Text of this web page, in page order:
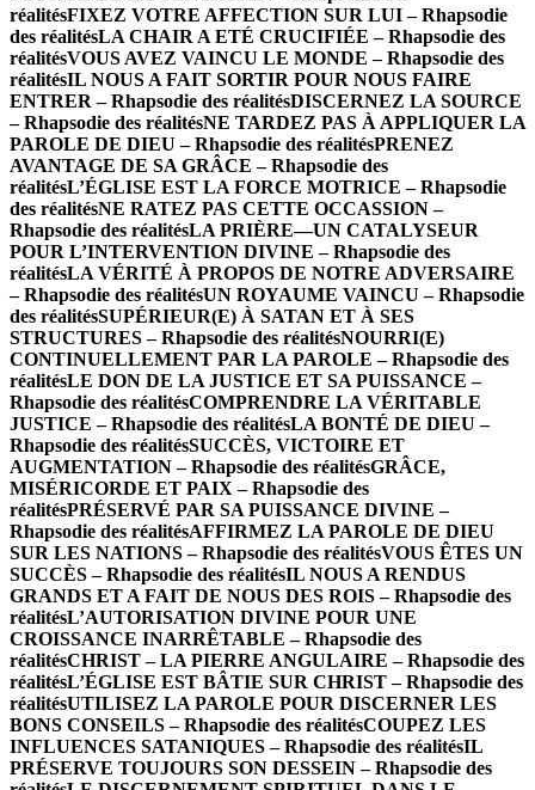
réalitésFIXEZ VOTRE AFFECTION SUR LUI – Rhapsodie
des réalitésLA CHAIR A ETÉ CRUCIFIÉE – Rhapsodie des
réalitésVOUS AVEZ VAINCU LE MONDE – Rhapsodie des
réalitésIL NOUS A FAIT SORTIR POUR NOUS FAIRE
ENTRER – Rhapsodie des réalitésDISCERNEZ LA SOURCE
– Rhapsodie des réalitésNE TARDEZ PAS À APPLIQUER LA
PAROLE DE DIEU – Rhapsodie des réalitésPRENEZ
AVANTAGE DE SA GRÂCE – Rhapsodie des
réalitésL’ÉGLISE EST LA FORCE MOTRICE – Rhapsodie
des réalitésNE RATEZ PAS CETTE OCCASSION –
Rhapsodie des réalitésLA PRIÈRE—UN CATALYSEUR
POUR L’INTERVENTION DIVINE – Rhapsodie des
réalitésLA VÉRITÉ À PROPOS DE NOTRE ADVERSAIRE
– Rhapsodie des réalitésUN ROYAUME VAINCU – Rhapsodie
des réalitésSUPÉRIEUR(E) À SATAN ET À SES
STRUCTURES – Rhapsodie des réalitésNOURRI(E)
CONTINUELLEMENT PAR LA PAROLE – Rhapsodie des
réalitésLE DON DE LA JUSTICE ET SA PUISSANCE –
Rhapsodie des réalitésCOMPRENDRE LA VÉRITABLE
JUSTICE – Rhapsodie des réalitésLA BONTÉ DE DIEU –
Rhapsodie des réalitésSUCCÈS, VICTOIRE ET
AUGMENTATION – Rhapsodie des réalitésGRÂCE,
MISÉRICORDE ET PAIX – Rhapsodie des
réalitésPRÉSERVÉ PAR SA PUISSANCE DIVINE –
Rhapsodie des réalitésAFFIRMEZ LA PAROLE DE DIEU
SUR LES NATIONS – Rhapsodie des réalitésVOUS ÊTES UN
SUCCÈS – Rhapsodie des réalitésIL NOUS A RENDUS
GRANDS ET A FAIT DE NOUS DES ROIS – Rhapsodie des
réalitésL’AUTORISATION DIVINE POUR UNE
CROISSANCE INARRÊTABLE – Rhapsodie des
réalitésCHRIST – LA PIERRE ANGULAIRE – Rhapsodie des
réalitésL’ÉGLISE EST BÂTIE SUR CHRIST – Rhapsodie des
réalitésUTILISEZ LA PAROLE POUR DISCERNER LES
BONS CONSEILS – Rhapsodie des réalitésCOUPEZ LES
INFLUENCES SATANIQUES – Rhapsodie des réalitésIL
PRÉSERVE TOUJOURS SON DESSEIN – Rhapsodie des